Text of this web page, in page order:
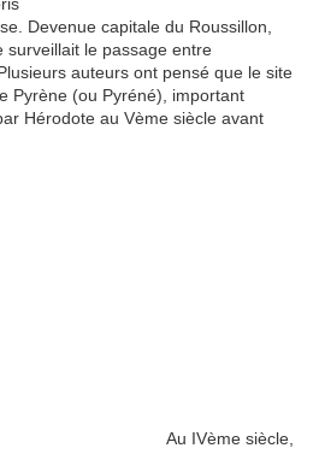
Devenue capitale du Roussillon,
surveillait le passage entre
auteurs ont pensé que le site
Pyrène (ou Pyréné), important
Hérodote au Vème siècle avant
Au IVème siècle,